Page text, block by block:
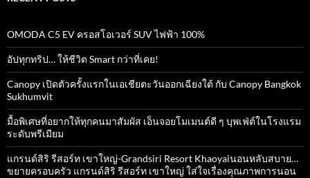
OMODA C5 EV ครอสโอเวอร์ SUV ไฟฟ้า 100%
อัปทุกทริป… ให้ชีวิต Smart กว่าที่เคย!
Canopy เปิดตัวครั้งแรกในเอเชียตะวันออกเฉียงใต้ กับ Canopy Bangkok
Sukhumvit
มื้อพิเศษที่อยากให้ทุกคนมาสัมผัส เอ็นจอยโมเมนต์ดี ๆ บุพเฟ่ต์ในโรงแรม
ระดับพรีเมียม
แกรนด์สิริ​ รีสอร์ท​ เขาใหญ่​-Grandsiri​ Resort​ Khaoyaiนอนหลับสบาย…
ขยายครอบครัว แกรนด์สิริ รีสอร์ท เขาใหญ่ ใส่ใจเรื่องคุณภาพการนอน